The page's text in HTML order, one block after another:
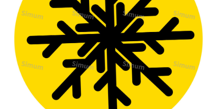
で
す。
１
２
月